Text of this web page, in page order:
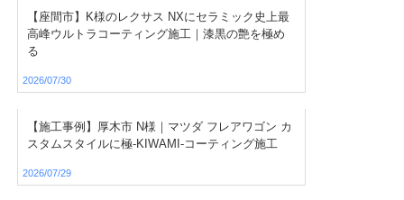
【座間市】K様のレクサス NXにセラミック史上最
高峰ウルトラコーティング施工｜漆黒の艶を極め
る
2026/07/30
【施工事例】厚木市 N様｜マツダ フレアワゴン カ
スタムスタイルに極-KIWAMI-コーティング施工
2026/07/29